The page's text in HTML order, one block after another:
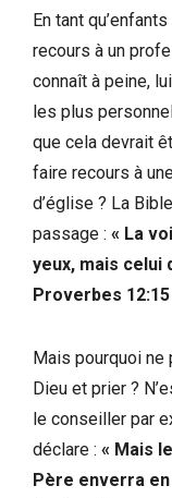
En tant
recours à un
connaît à peine,
les plus
que cela devrait
faire recours à
d’église ? La
passage : « La
yeux, mais celui
Proverbes 12:15
Mais pourquoi ne
Dieu et prier ?
le conseiller par
déclare : « Mais
Père enverra